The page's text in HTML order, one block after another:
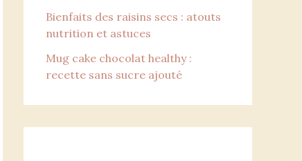
Bienfaits des raisins secs : atouts
nutrition et astuces
Mug cake chocolat healthy :
recette sans sucre ajouté